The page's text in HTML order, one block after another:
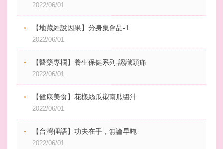
2022/06/01
【地藏經說因果】分身集會品-1
2022/06/01
【醫藥專欄】養生保健系列-認識頭痛
2022/06/01
【健康美食】花樣絲瓜襯南瓜醬汁
2022/06/01
【台灣俚語】功夫在手，無論早晻
2022/06/01